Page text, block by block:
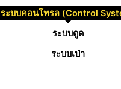
ระบบคอนโทรล (Control
ระบบดูด
ระบบเป่า